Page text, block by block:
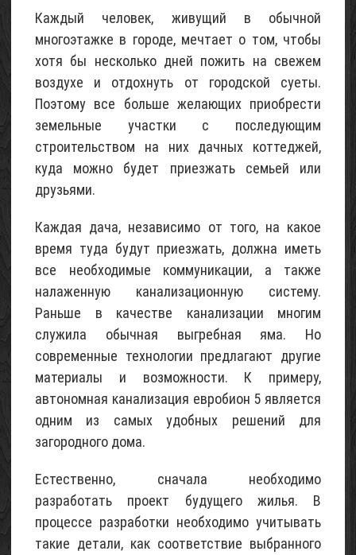
Каждый человек, живущий в обычной
многоэтажке в городе, мечтает о том, чтобы
хотя бы несколько дней пожить на свежем
воздухе и отдохнуть от городской суеты.
Поэтому все больше желающих приобрести
земельные участки с последующим
строительством на них дачных коттеджей,
куда можно будет приезжать семьей или
друзьями.
Каждая дача, независимо от того, на какое
время туда будут приезжать, должна иметь
все необходимые коммуникации, а также
налаженную канализационную систему.
Раньше в качестве канализации многим
служила обычная выгребная яма. Но
современные технологии предлагают другие
материалы и возможности. К примеру,
автономная канализация евробион 5 является
одним из самых удобных решений для
загородного дома.
Естественно, сначала необходимо
разработать проект будущего жилья. В
процессе разработки необходимо учитывать
такие детали, как соответствие выбранного
«Шалаш»
(с
фото)
07
Май
Проект
трехэтажного
домика
для
соток
(с
фото)
06
2017
Проект
небольшого
каркасного
садового
(с
Май
2017